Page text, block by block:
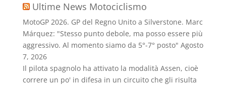
Ultime News Motociclismo
MotoGP 2026. GP del Regno Unito a Silverstone. Marc
Márquez: "Stesso punto debole, ma posso essere più
aggressivo. Al momento siamo da 5°-7° posto" Agosto
7, 2026
Il pilota spagnolo ha attivato la modalità Assen, cioè
correre un po' in difesa in un circuito che gli risulta